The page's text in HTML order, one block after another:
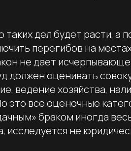
дел будет расти, а
перегибов на
не дает
должен оценивать
ведение хозяйства,
это все оценочные
браком иногда
исследуется не